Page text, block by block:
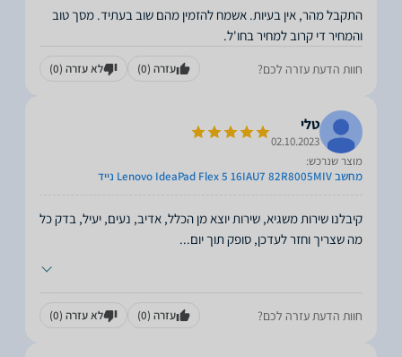
התקבל מהר, אין בעיות. אשמח להזמין מהם שוב בעתיד. מסך טוב
והמחיר די קרוב למחיר בחו'ל.
חוות הדעת עזרה לכם? עזרה (0) לא עזרה (0)
טלי
02.10.2023
מוצר שנרכש:
מחשב Lenovo IdeaPad Flex 5 16IAU7 82R8005MIV נייד
קיבלנו שירות משגיא, שירות יוצא מן הכלל, אדיב, נעים, יעיל, בדק כל
מה שצריך וחזר לעדכן, סופק תוך יום...
חוות הדעת עזרה לכם? עזרה (0) לא עזרה (0)